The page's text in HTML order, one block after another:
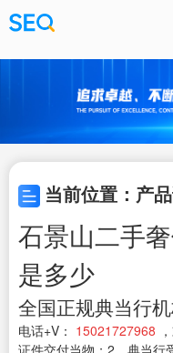
当前位置：产
石景山二手
是多少
全国正规典当行
电话+V： 15021727968